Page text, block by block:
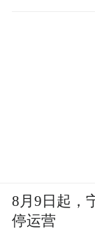
8月9日起，
停运营